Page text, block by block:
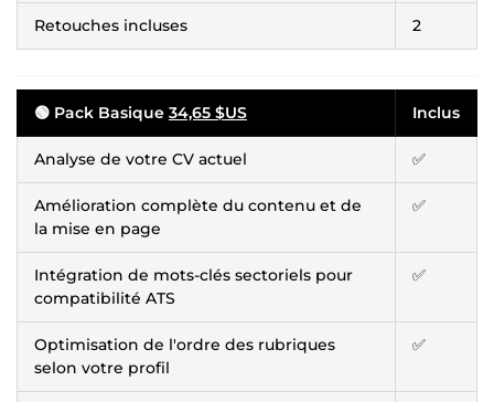
Retouches incluses 2
🟢 Pack Basique 34,65 $US Inclus
Analyse de votre CV actuel ✅
Amélioration complète du contenu et de
la mise en page
✅
Intégration de mots-clés sectoriels pour
compatibilité ATS
✅
Optimisation de l'ordre des rubriques
selon votre profil
✅